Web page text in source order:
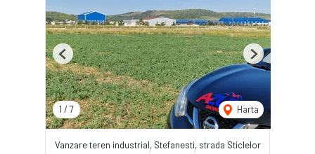
1 / 7 Harta
Previous Next
Vanzare teren industrial, Stefanesti, strada Sticlelor